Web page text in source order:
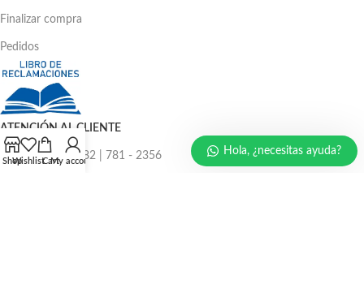
Finalizar compra
Pedidos
ATENCIÓN AL CLIENTE
Ventas: 386 - 4582 | 781 - 2356
ShopWishlistCartMy account
Hola, ¿necesitas ayuda?